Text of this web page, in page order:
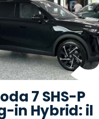
7 SHS-P
in Hybrid: il